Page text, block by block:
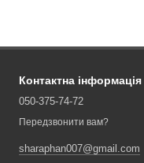
Контактна інформація
050-375-74-72
Передзвонити вам?
sharaphan007@gmail.com